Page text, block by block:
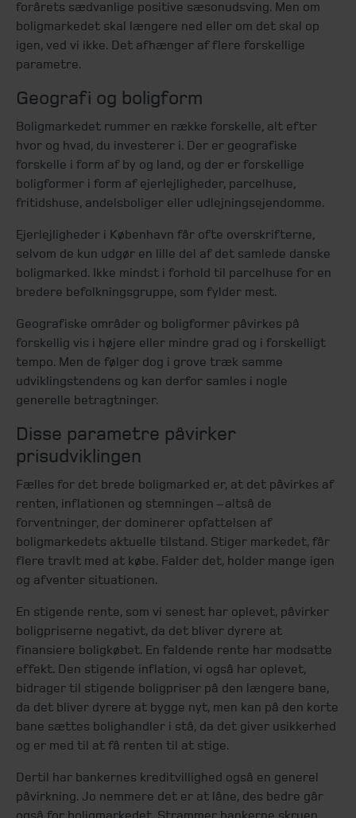
forårets sædvanlige positive sæsonudsving. Men om
boligmarkedet skal længere ned eller om det skal op
igen, ved vi ikke. Det afhænger af flere forskellige
parametre.
Geografi og boligform
Boligmarkedet rummer en række forskelle, alt efter
hvor og hvad, du investerer i. Der er geografiske
forskelle i form af by og land, og der er forskellige
boligformer i form af ejerlejligheder, parcelhuse,
fritidshuse, andelsboliger eller udlejningsejendomme.
Ejerlejligheder i København får ofte overskrifterne,
selvom de kun udgør en lille del af det samlede danske
boligmarked. Ikke mindst i forhold til parcelhuse for en
bredere befolkningsgruppe, som fylder mest.
Geografiske områder og boligformer påvirkes på
forskellig vis i højere eller mindre grad og i forskelligt
tempo. Men de følger dog i grove træk samme
udviklingstendens og kan derfor samles i nogle
generelle betragtninger.
Disse parametre påvirker
prisudviklingen
Fælles for det brede boligmarked er, at det påvirkes af
renten, inflationen og stemningen – altså de
forventninger, der dominerer opfattelsen af
boligmarkedets aktuelle tilstand. Stiger markedet, får
flere travlt med at købe. Falder det, holder mange igen
og afventer situationen.
En stigende rente, som vi senest har oplevet, påvirker
boligpriserne negativt, da det bliver dyrere at
finansiere boligkøbet. En faldende rente har modsatte
effekt. Den stigende inflation, vi også har oplevet,
bidrager til stigende boligpriser på den længere bane,
da det bliver dyrere at bygge nyt, men kan på den korte
bane sættes bolighandler i stå, da det giver usikkerhed
og er med til at få renten til at stige.
Dertil har bankernes kreditvillighed også en generel
påvirkning. Jo nemmere det er at låne, des bedre går
også for boligmarkedet. Strammer bankerne skruen,